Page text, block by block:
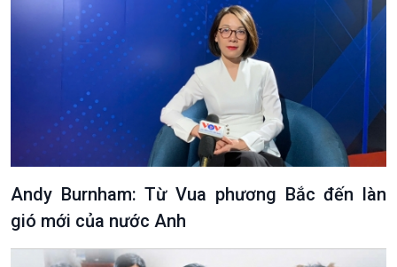
Andy Burnham: Từ Vua phương Bắc đến làn
gió mới của nước Anh